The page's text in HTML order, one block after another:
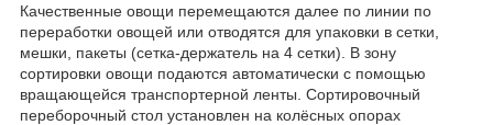
Качественные овощи перемещаются далее по линии по
переработки овощей или отводятся для упаковки в сетки,
мешки, пакеты (сетка-держатель на 4 сетки). В зону
сортировки овощи подаются автоматически с помощью
вращающейся транспортерной ленты. Сортировочный
переборочный стол установлен на колёсных опорах